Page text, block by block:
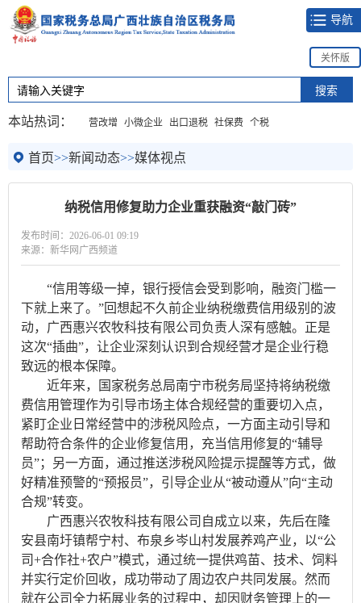
导航
关怀版
本站热词： 营改增 小微企业 出口退税 社保费 个税
首页>>新闻动态>>媒体视点
纳税信用修复助力企业重获融资“敲门砖”
发布时间：2026-06-01 09:19
来源：新华网广西频道
“信用等级一掉，银行授信会受到影响，融资门槛一
下就上来了。”回想起不久前企业纳税缴费信用级别的波
动，广西惠兴农牧科技有限公司负责人深有感触。正是
这次“插曲”，让企业深刻认识到合规经营才是企业行稳
致远的根本保障。
近年来，国家税务总局南宁市税务局坚持将纳税缴
费信用管理作为引导市场主体合规经营的重要切入点，
紧盯企业日常经营中的涉税风险点，一方面主动引导和
帮助符合条件的企业修复信用，充当信用修复的“辅导
员”；另一方面，通过推送涉税风险提示提醒等方式，做
好精准预警的“预报员”，引导企业从“被动遵从”向“主动
合规”转变。
广西惠兴农牧科技有限公司自成立以来，先后在隆
安县南圩镇帮宁村、布泉乡岑山村发展养鸡产业，以“公
司+合作社+农户”模式，通过统一提供鸡苗、技术、饲料
并实行定价回收，成功带动了周边农户共同发展。然而
就在公司全力拓展业务的过程中，却因财务管理上的一